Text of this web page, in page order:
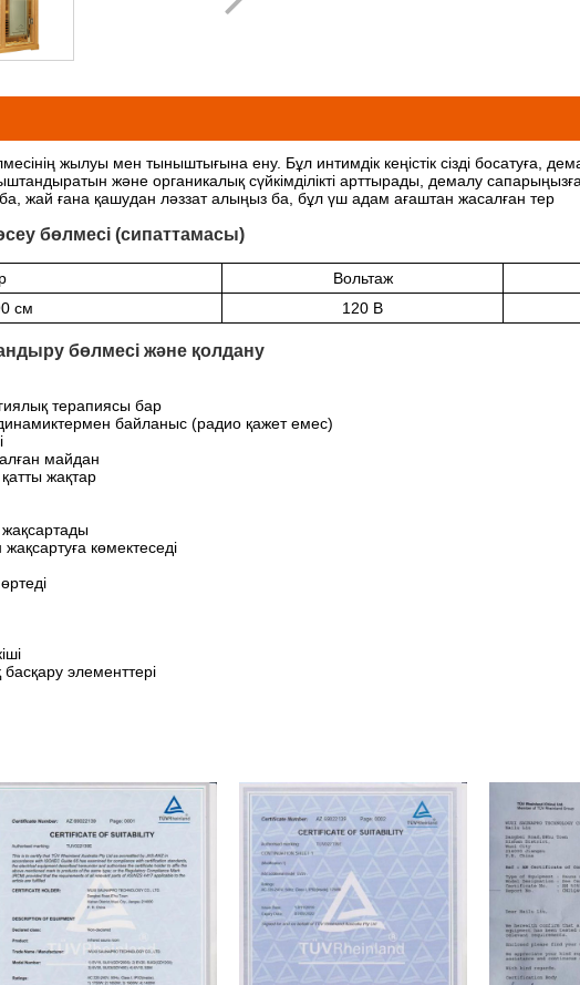
жылуы мен тыныштығына ену. Бұл интимдік кеңістік сізді босатуға,
және органикалық сүйкімділікті арттырады, демалу
жай ғана қашудан ләззат алыңыз ба, бұл үш адам ағаштан жасалған тер
бөлмесі (сипаттамасы)
Вольтаж
см
120 В
бөлмесі және қолдану
терапиясы бар
байланыс (радио қажет емес)
майдан
жақтар
көмектеседі
элементтері